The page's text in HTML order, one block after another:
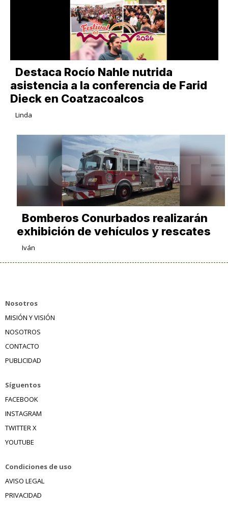
Destaca Rocío Nahle nutrida
asistencia a la conferencia de Farid
Dieck en Coatzacoalcos
Linda
Bomberos Conurbados realizarán
exhibición de vehículos y rescates
Iván
Nosotros
MISIÓN Y VISIÓN
NOSOTROS
CONTACTO
PUBLICIDAD
Síguentos
FACEBOOK
INSTAGRAM
TWITTER X
YOUTUBE
Condiciones de uso
AVISO LEGAL
PRIVACIDAD